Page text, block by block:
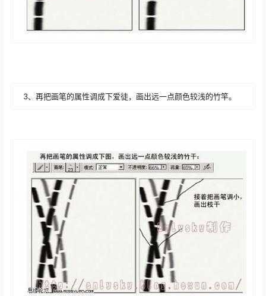
3、再把画笔的属性调成下爱徒，画出远一点颜色较浅的竹竿。